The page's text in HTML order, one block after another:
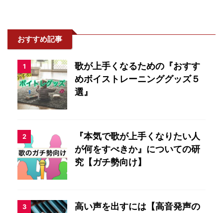
おすすめ記事
1
歌が上手くなるための『おすす
めボイストレーニンググッズ５
選』
2
『本気で歌が上手くなりたい人
が何をすべきか』についての研
究【ガチ勢向け】
3
高い声を出すには【高音発声の